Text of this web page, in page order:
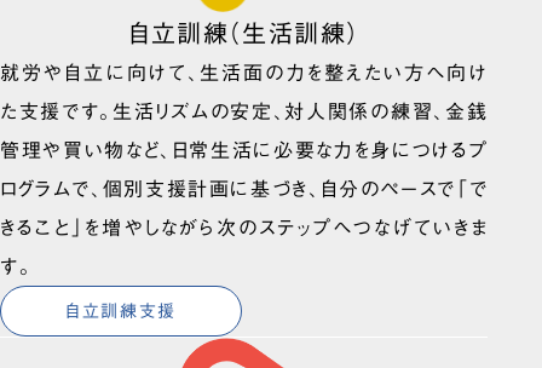
自立訓練（生活訓練）
就労や自立に向けて、生活面の力を整えたい方へ向け
た支援です。生活リズムの安定、対人関係の練習、金銭
管理や買い物など、日常生活に必要な力を身につけるプ
ログラムで、個別支援計画に基づき、自分のペースで「で
きること」を増やしながら次のステップへつなげていきま
す。
自立訓練支援